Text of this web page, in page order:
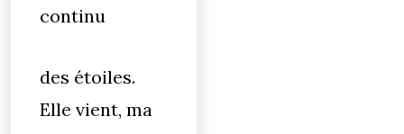
continu
des étoiles.
Elle vient, ma